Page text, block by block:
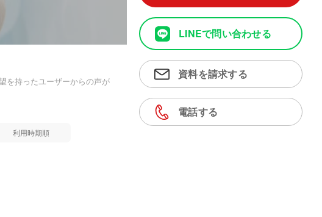
を持ったユーザーからの声が
利用時期順
LINEで問い合わせる
資料を請求する
電話する